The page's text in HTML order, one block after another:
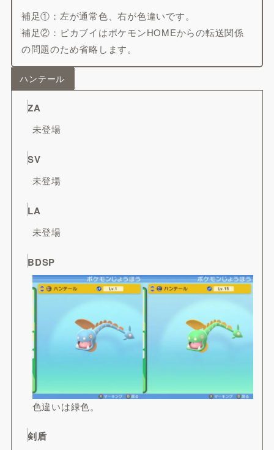
補足①：左が通常色、右が色違いです。
補足②：ピカブイはポケモンHOMEからの転送関係
の問題のため省略します。
ハンテール
ZA
未登場
SV
未登場
LA
未登場
BDSP
色違いは緑色。
剣盾